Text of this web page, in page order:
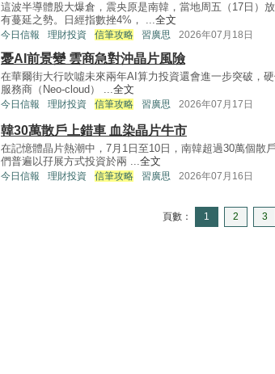
這波半導體股大爆倉，震央原是南韓，當地周五（17日）
有蔓延之勢。日經指數挫4%， ...全文
今日信報 理財投資 信筆攻略 習廣思 2026年07月18日
憂AI前景變 雲商急對沖晶片風險
在華爾街大行吹噓未來兩年AI算力投資還會進一步突破，
服務商（Neo-cloud） ...全文
今日信報 理財投資 信筆攻略 習廣思 2026年07月17日
韓30萬散戶上錯車 血染晶片牛市
在記憶體晶片熱潮中，7月1日至10日，南韓超過30萬個散
們普遍以孖展方式投資於兩 ...全文
今日信報 理財投資 信筆攻略 習廣思 2026年07月16日
頁數： 1 2 3